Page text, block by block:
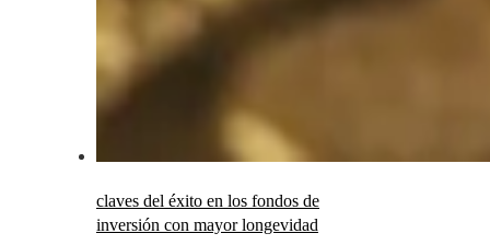
claves del éxito en los fondos de
inversión con mayor longevidad